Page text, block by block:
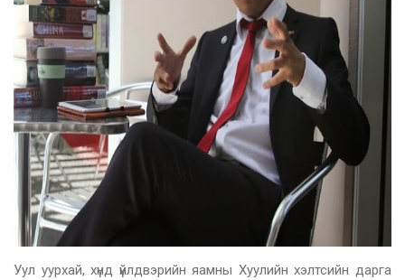
Уул уурхай, хүнд үйлдвэрийн яамны Хуулийн хэлтсийн дарга